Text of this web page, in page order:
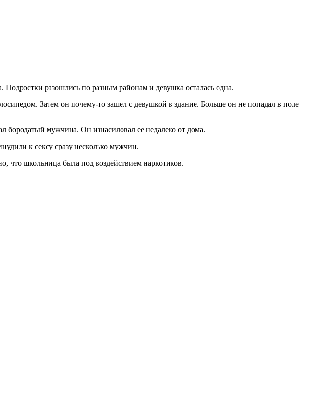
Подростки разошлись по разным районам и девушка осталась одна.
Затем он почему-то зашел с девушкой в здание. Больше он не попадал в поле
бородатый мужчина. Он изнасиловал ее недалеко от дома.
к сексу сразу несколько мужчин.
что школьница была под воздействием наркотиков.